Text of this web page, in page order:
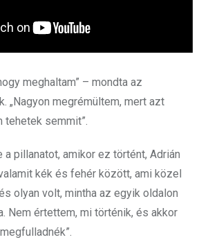
meghaltam” – mondta az
„Nagyon megrémültem, mert azt
tehetek semmit”.
pillanatot, amikor ez történt, Adrián
kék és fehér között, ami közel
olyan volt, mintha az egyik oldalon
Nem értettem, mi történik, és akkor